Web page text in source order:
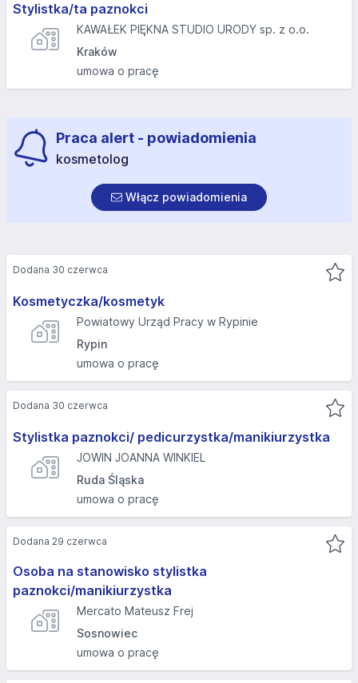
Stylistka/ta paznokci
KAWAŁEK PIĘKNA STUDIO URODY sp. z o.o.
Kraków
umowa o pracę
Praca alert - powiadomienia
kosmetolog
Włącz powiadomienia
Kosmetyczka/kosmetyk
Powiatowy Urząd Pracy w Rypinie
Rypin
umowa o pracę
Dodana 30 czerwca
Stylistka paznokci/ pedicurzystka/manikiurzystka
JOWIN JOANNA WINKIEL
Ruda Śląska
umowa o pracę
Dodana 30 czerwca
Osoba na stanowisko stylistka
paznokci/manikiurzystka
Mercato Mateusz Frej
Sosnowiec
umowa o pracę
Dodana 29 czerwca